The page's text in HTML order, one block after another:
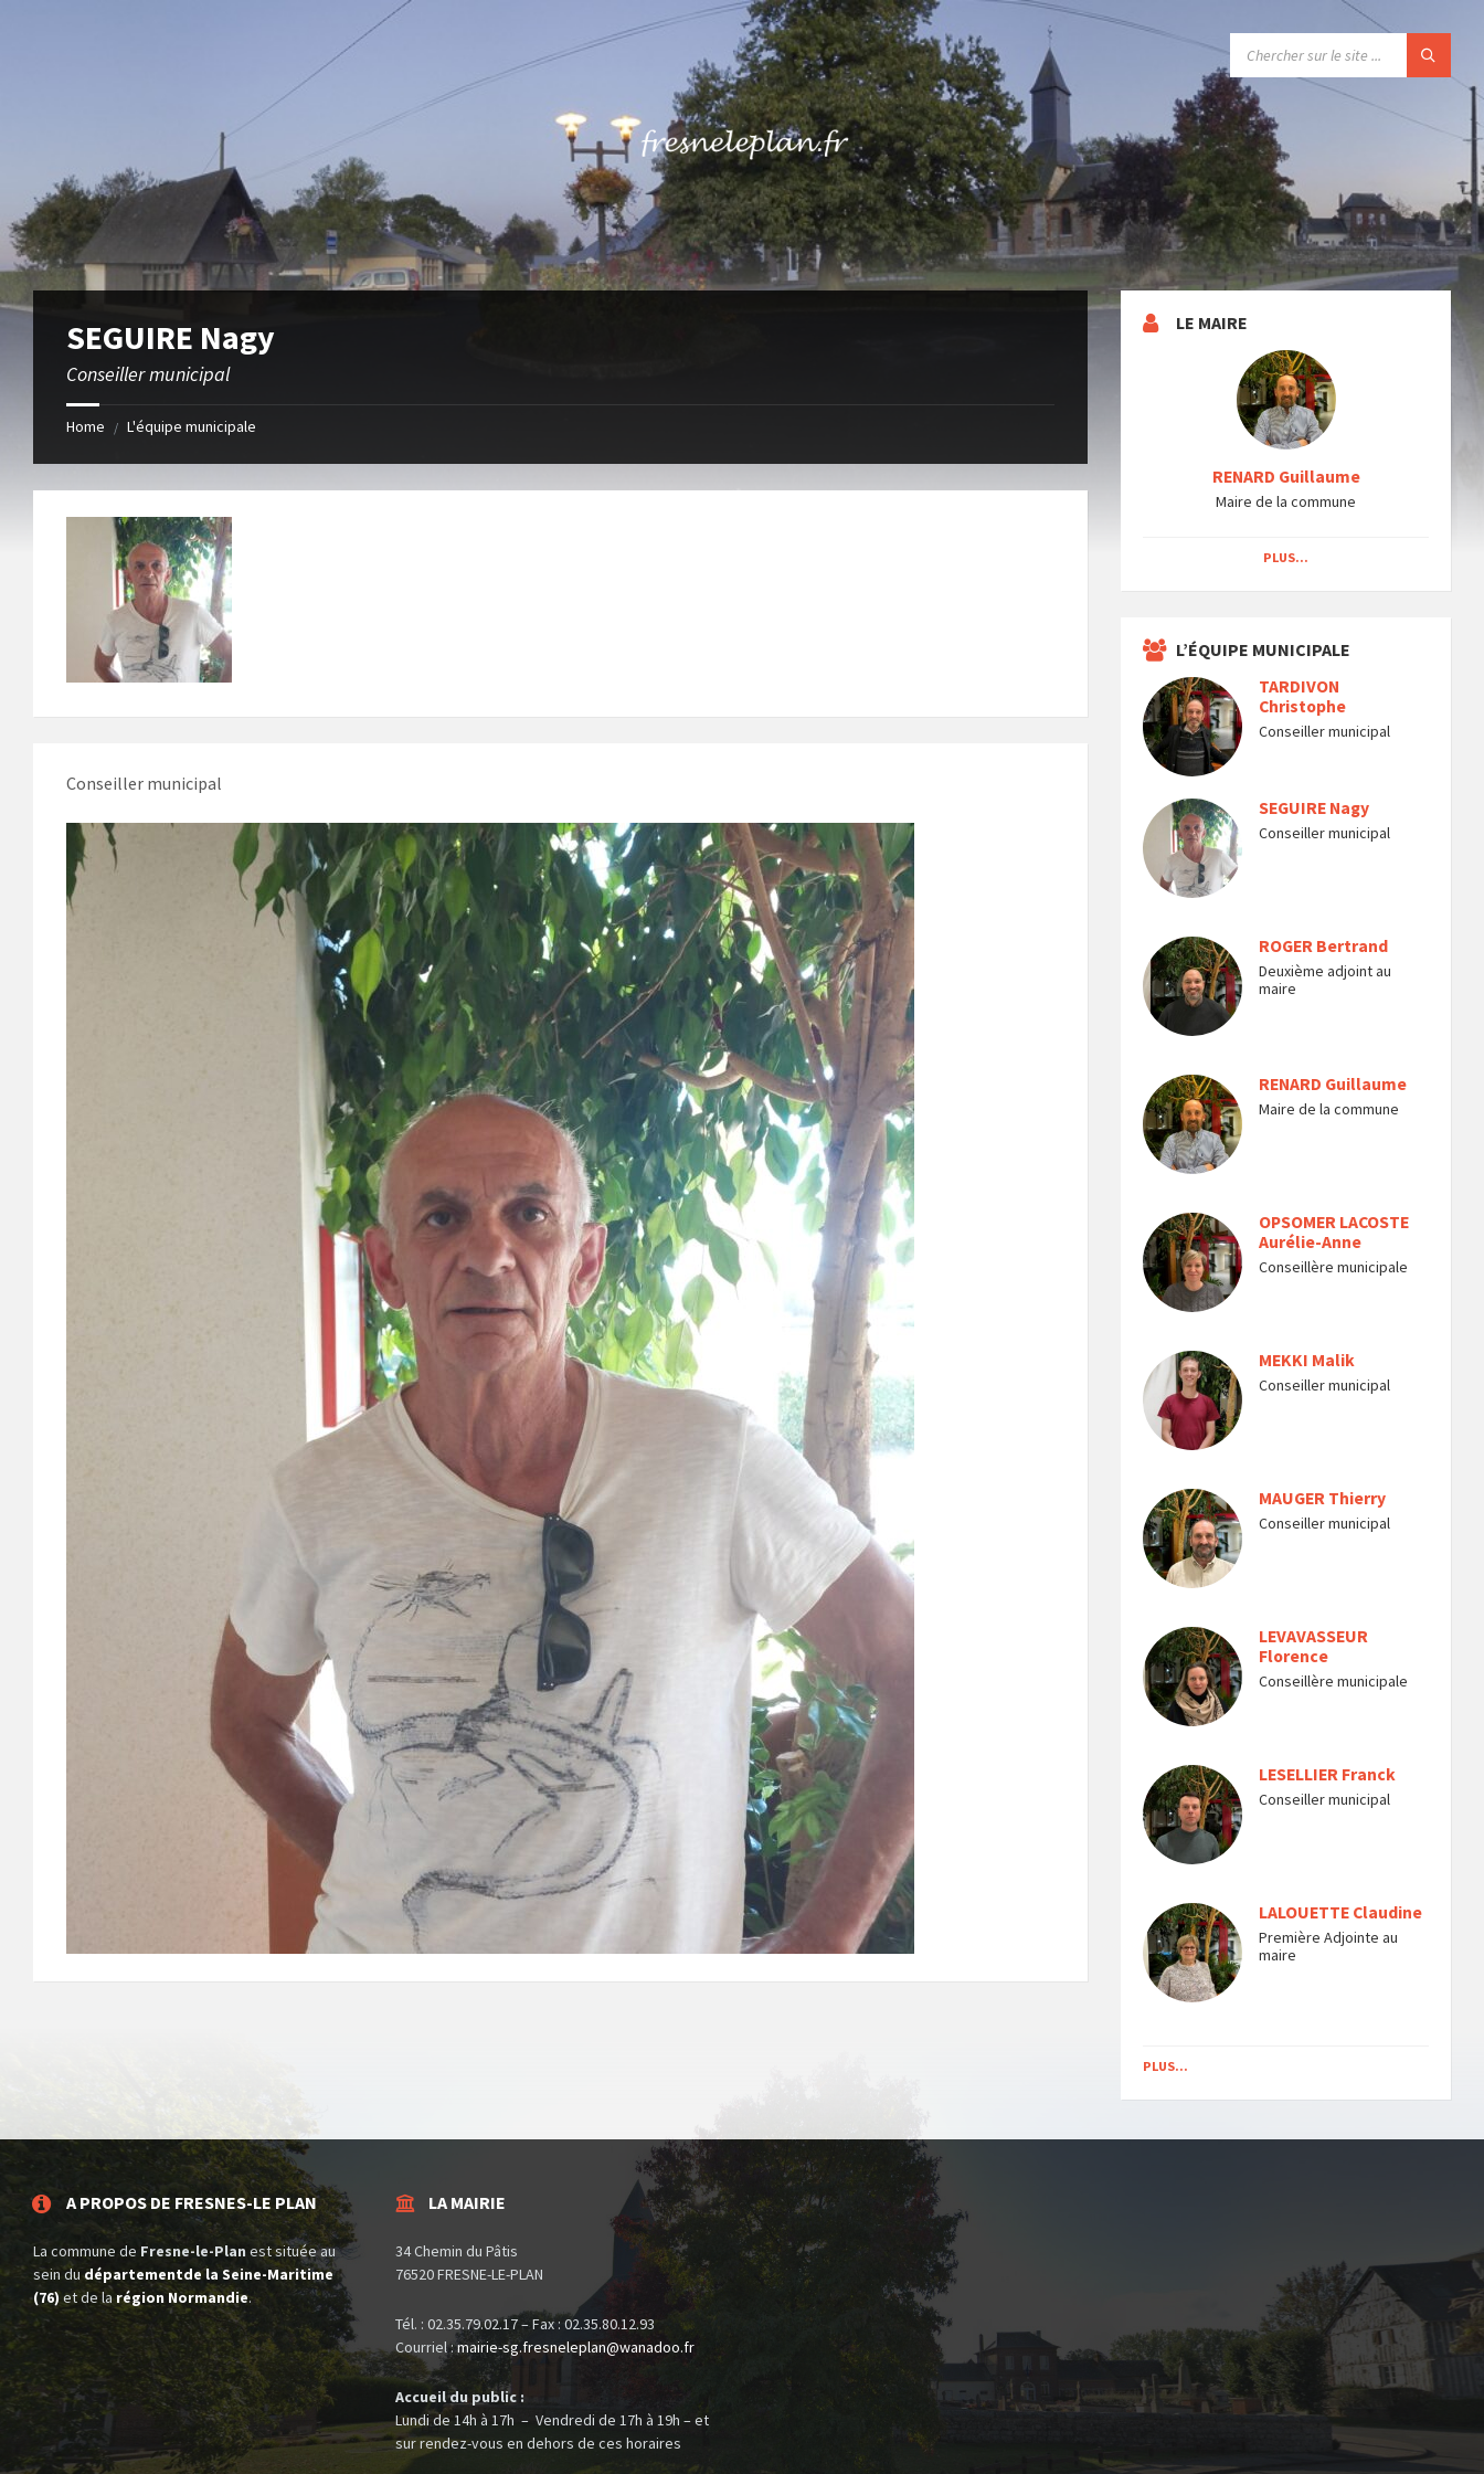
SEGUIRE Nagy
Conseiller municipal
Home / L'équipe municipale
Conseiller municipal
LE MAIRE
RENARD Guillaume
Maire de la commune
PLUS...
L’ÉQUIPE MUNICIPALE
TARDIVON
Christophe
Conseiller municipal
SEGUIRE Nagy
Conseiller municipal
ROGER Bertrand
Deuxième adjoint au
maire
RENARD Guillaume
Maire de la commune
OPSOMER LACOSTE
Aurélie-Anne
Conseillère municipale
MEKKI Malik
Conseiller municipal
MAUGER Thierry
Conseiller municipal
LEVAVASSEUR
Florence
Conseillère municipale
LESELLIER Franck
Conseiller municipal
LALOUETTE Claudine
Première Adjointe au
maire
PLUS...
A PROPOS DE FRESNES-LE PLAN
La commune de Fresne-le-Planest située au
sein dudépartementde la Seine-Maritime
(76) et de la région Normandie.
LA MAIRIE
34 Chemin du Pâtis
76520 FRESNE-LE-PLAN
Tél. : 02.35.79.02.17 – Fax : 02.35.80.12.93
Courriel :mairie-sg.fresneleplan@wanadoo.fr
Accueil du public :
Lundi de 14h à 17h – Vendredi de 17h à 19h – et
sur rendez-vous en dehors de ces horaires